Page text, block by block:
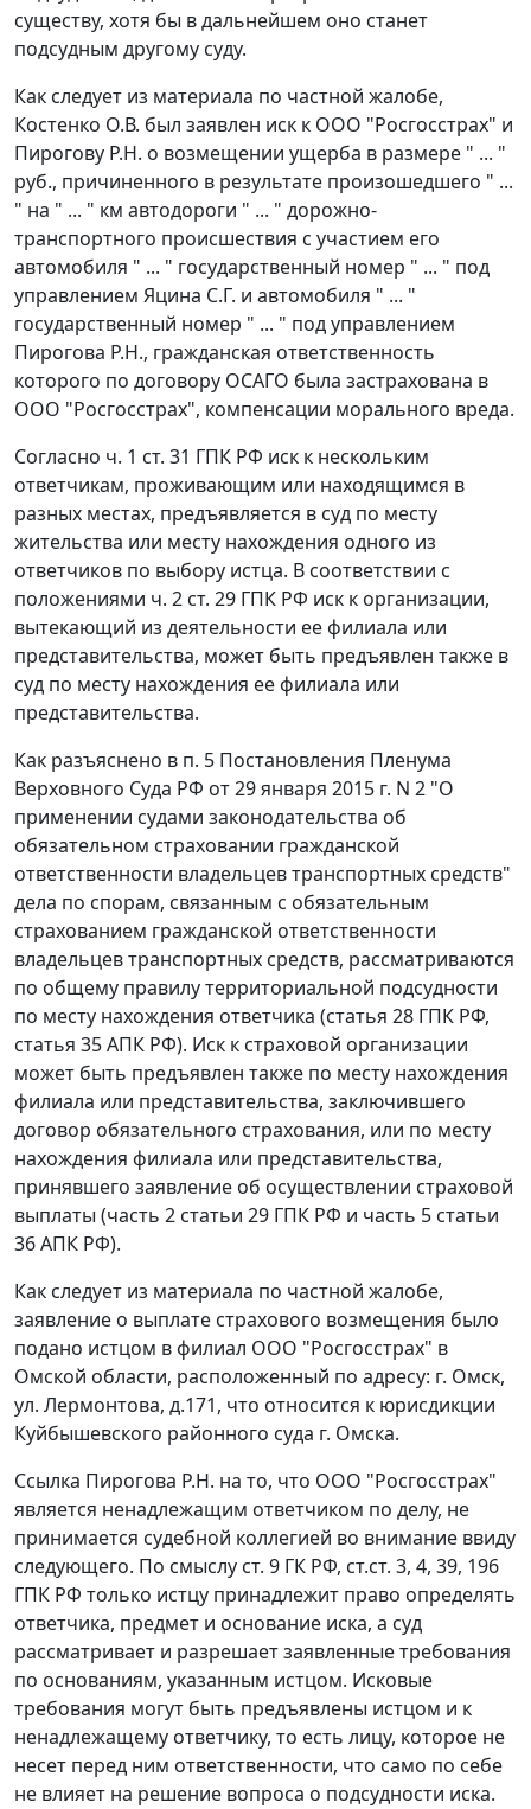
существу, хотя бы в дальнейшем оно станет
подсудным другому суду.
Как следует из материала по частной жалобе,
Костенко О.В. был заявлен иск к ООО "Росгосстрах" и
Пирогову Р.Н. о возмещении ущерба в размере " ... "
руб., причиненного в результате произошедшего " ...
" на " ... " км автодороги " ... " дорожно-
транспортного происшествия с участием его
автомобиля " ... " государственный номер " ... " под
управлением Яцина С.Г. и автомобиля " ... "
государственный номер " ... " под управлением
Пирогова Р.Н., гражданская ответственность
которого по договору ОСАГО была застрахована в
ООО "Росгосстрах", компенсации морального вреда.
Согласно ч. 1 ст. 31 ГПК РФ иск к нескольким
ответчикам, проживающим или находящимся в
разных местах, предъявляется в суд по месту
жительства или месту нахождения одного из
ответчиков по выбору истца. В соответствии с
положениями ч. 2 ст. 29 ГПК РФ иск к организации,
вытекающий из деятельности ее филиала или
представительства, может быть предъявлен также в
суд по месту нахождения ее филиала или
представительства.
Как разъяснено в п. 5 Постановления Пленума
Верховного Суда РФ от 29 января 2015 г. N 2 "О
применении судами законодательства об
обязательном страховании гражданской
ответственности владельцев транспортных средств"
дела по спорам, связанным с обязательным
страхованием гражданской ответственности
владельцев транспортных средств, рассматриваются
по общему правилу территориальной подсудности
по месту нахождения ответчика (статья 28 ГПК РФ,
статья 35АПК РФ). Иск к страховой организации
может быть предъявлен также по месту нахождения
филиала или представительства, заключившего
договор обязательного страхования, или по месту
нахождения филиала или представительства,
принявшего заявление об осуществлении страховой
выплаты (часть 2 статьи 29 ГПК РФ и часть 5 статьи
36АПК РФ).
Как следует из материала по частной жалобе,
заявление о выплате страхового возмещения было
подано истцом в филиал ООО "Росгосстрах" в
Омской области, расположенный по адресу: г. Омск,
ул. Лермонтова, д.171, что относится к юрисдикции
Куйбышевского районного суда г. Омска.
Ссылка Пирогова Р.Н. на то, что ООО "Росгосстрах"
является ненадлежащим ответчиком по делу, не
принимается судебной коллегией во внимание ввиду
следующего. По смыслу ст. 9 ГК РФ, ст.ст. 3, 4, 39, 196
ГПК РФ только истцу принадлежит право определять
ответчика, предмет и основание иска, а суд
рассматривает и разрешает заявленные требования
по основаниям, указанным истцом. Исковые
требования могут быть предъявлены истцом и к
ненадлежащему ответчику, то есть лицу, которое не
несет перед ним ответственности, что само по себе
не влияет на решение вопроса о подсудности иска.